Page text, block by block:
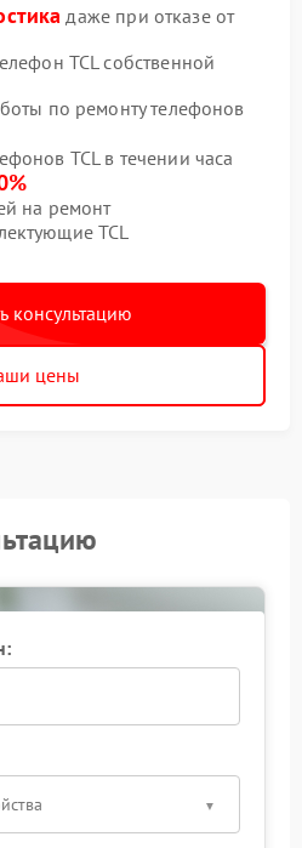
даже при отказе от
TCL собственной
по ремонту телефонов
TCL в течении часа
на ремонт
TCL
консультацию
цены